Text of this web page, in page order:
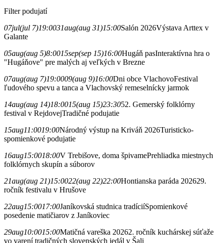
Filter podujatí
07jul(jul 7)19:0031aug(aug 31)15:00Salón 2026Výstava Arttex v
Galante
05aug(aug 5)8:0015sep(sep 15)16:00Hugáň pasInteraktívna hra o
"Hugáňove" pre malých aj veľkých v Brezne
07aug(aug 7)19:0009(aug 9)16:00Dni obce VlachovoFestival
ľudového spevu a tanca a Vlachovský remeselnícky jarmok
14aug(aug 14)18:0015(aug 15)23:3052. Gemerský folklórny
festival v RejdovejTradičné podujatie
15aug11:0019:00Národný výstup na Kriváň 2026Turisticko-
spomienkové podujatie
16aug15:0018:00V Trebišove, doma špivamePrehliadka miestnych
folklórnych skupín a súborov
21aug(aug 21)15:0022(aug 22)22:00Hontianska paráda 202629.
ročník festivalu v Hrušove
22aug15:0017:00Janíkovská studnica tradíciíSpomienkové
posedenie matičiarov z Janíkoviec
29aug10:0015:00Matičná vareška 20262. ročník kuchárskej súťaže
vo varení tradičných slovenských jedál v Šali